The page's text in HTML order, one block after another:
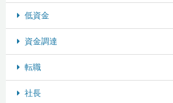
低資金
資金調達
転職
社長